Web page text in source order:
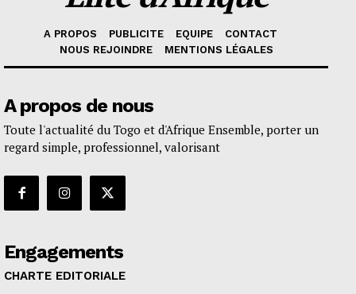
A PROPOS PUBLICITE EQUIPE
CONTACT
NOUS REJOINDRE
MENTIONS LÉGALES
A propos de nous
Toute l'actualité du Togo et d'Afrique Ensemble, porter un
regard simple, professionnel, valorisant
Engagements
CHARTE EDITORIALE